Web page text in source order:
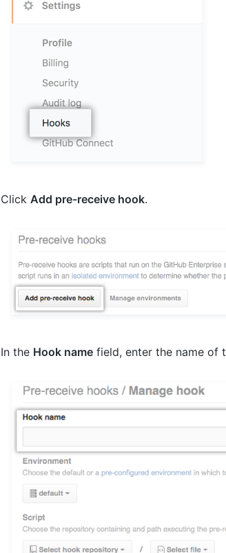
Click Add pre-receive hook.
In the Hook name field, enter the name of